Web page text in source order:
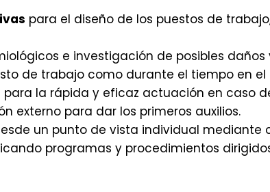
para el diseño de los puestos de
e investigación de posibles
de trabajo como durante el tiempo en
la rápida y eficaz actuación en caso
externo para dar los primeros auxilios.
un punto de vista individual mediante
programas y procedimientos